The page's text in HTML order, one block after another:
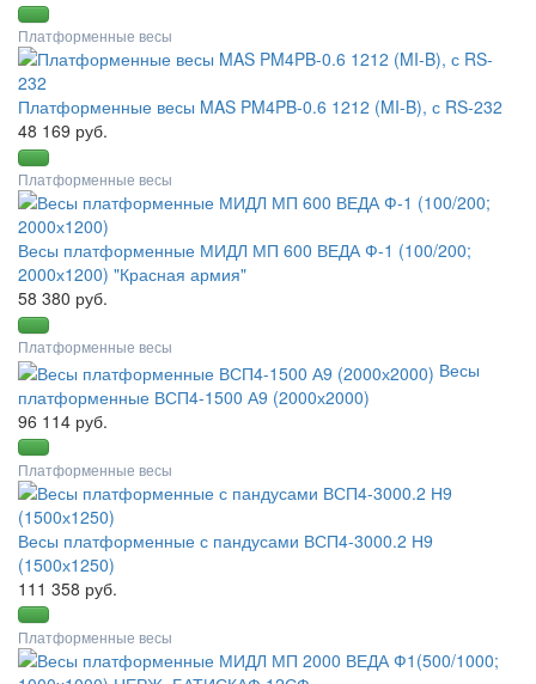
Платформенные весы
Платформенные весы MAS PM4PB-0.6 1212 (MI-B), с RS-232
48 169 руб.
Платформенные весы
Весы платформенные МИДЛ МП 600 ВЕДА Ф-1 (100/200;
2000х1200) "Красная армия"
58 380 руб.
Платформенные весы
Весы
платформенные ВСП4-1500 А9 (2000х2000)
96 114 руб.
Платформенные весы
Весы платформенные с пандусами ВСП4-3000.2 Н9
(1500х1250)
111 358 руб.
Платформенные весы